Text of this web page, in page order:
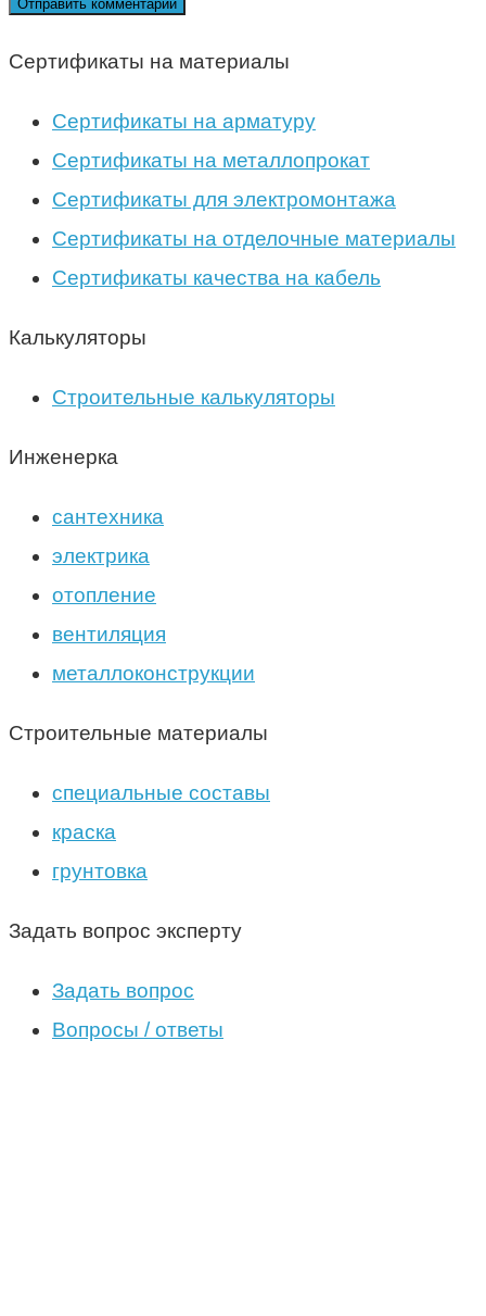
Сертификаты на материалы
Сертификаты на арматуру
Сертификаты на металлопрокат
Сертификаты для электромонтажа
Сертификаты на отделочные материалы
Сертификаты качества на кабель
Калькуляторы
Строительные калькуляторы
Инженерка
сантехника
электрика
отопление
вентиляция
металлоконструкции
Строительные материалы
специальные составы
краска
грунтовка
Задать вопрос эксперту
Задать вопрос
Вопросы / ответы